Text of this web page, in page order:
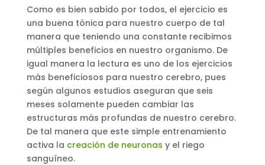
Como es bien sabido por todos, el ejercicio es
una buena tónica para nuestro cuerpo de tal
manera que teniendo una constante recibimos
múltiples beneficios en nuestro organismo. De
igual manera la lectura es uno de los ejercicios
más beneficiosos para nuestro cerebro, pues
según algunos estudios aseguran que seis
meses solamente pueden cambiar las
estructuras más profundas de nuestro cerebro.
De tal manera que este simple entrenamiento
activa la creación de neuronas y el riego
sanguíneo.